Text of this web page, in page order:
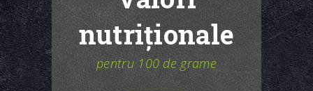
nutriționale
pentru 100 de grame